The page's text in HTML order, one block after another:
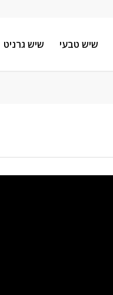
שיש טבעי שיש גרניט